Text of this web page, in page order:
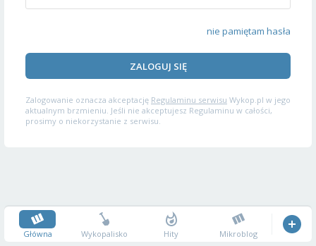
nie pamiętam hasła
ZALOGUJ SIĘ
Zalogowanie oznacza akceptację Regulaminu serwisu Wykop.pl w jego
aktualnym brzmieniu. Jeśli nie akceptujesz Regulaminu w całości,
prosimy o niekorzystanie z serwisu.
Główna Wykopalisko Hity Mikroblog